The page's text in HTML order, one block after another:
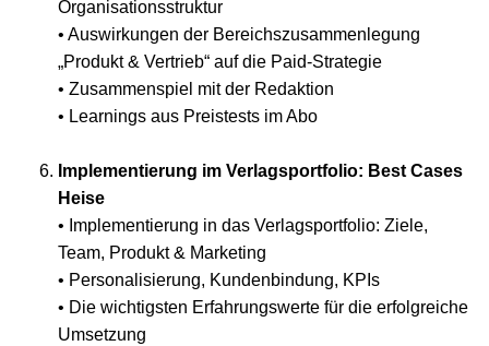
Organisationsstruktur
• Auswirkungen der Bereichszusammenlegung
„Produkt & Vertrieb“ auf die Paid-Strategie
• Zusammenspiel mit der Redaktion
• Learnings aus Preistests im Abo
Implementierung im Verlagsportfolio: Best Cases
Heise
• Implementierung in das Verlagsportfolio: Ziele,
Team, Produkt & Marketing
• Personalisierung, Kundenbindung, KPIs
• Die wichtigsten Erfahrungswerte für die erfolgreiche
Umsetzung